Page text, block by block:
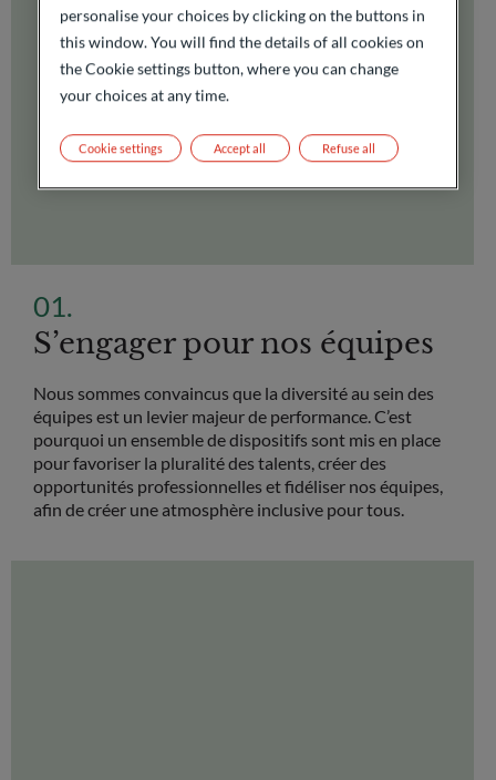
S’engager pour nos équipes
Nous sommes convaincus que la diversité au sein des
équipes est un levier majeur de performance. C’est
pourquoi un ensemble de dispositifs sont mis en place
pour favoriser la pluralité des talents, créer des
opportunités professionnelles et fidéliser nos équipes,
afin de créer une atmosphère inclusive pour tous.
personalise your choices by clicking on the buttons in
this window. You will find the details of all cookies on
the Cookie settings button, where you can change
your choices at any time.
Cookie settings Refuse all
Accept all